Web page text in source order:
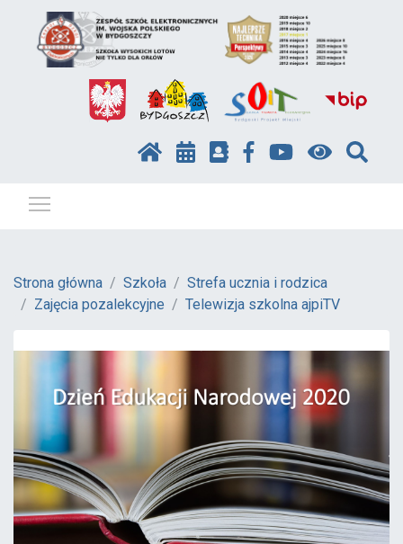
Strona główna Szkoła
Strefa ucznia i rodzica
Zajęcia pozalekcyjne
Telewizja szkolna ajpiTV